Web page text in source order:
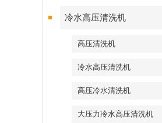
冷水高压清洗机
高压清洗机
冷水高压清洗机
高压冷水清洗机
大压力冷水高压清洗机